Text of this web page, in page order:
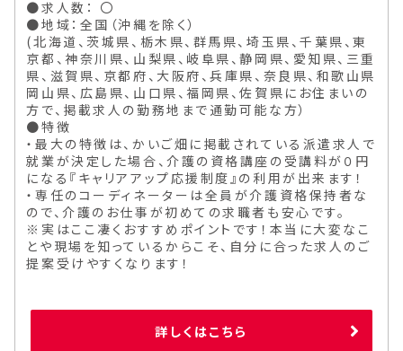
●求人数： 〇
●地域：全国（沖縄を除く）
(北海道、茨城県、栃木県、群馬県、埼玉県、千葉県、東
京都、神奈川県、山梨県、岐阜県、静岡県、愛知県、三重
県、滋賀県、京都府、大阪府、兵庫県、奈良県、和歌山県
岡山県、広島県、山口県、福岡県、佐賀県にお住まいの
方で、掲載求人の勤務地まで通勤可能な方）
●特徴
・最大の特徴は、かいご畑に掲載されている派遣求人で
就業が決定した場合、介護の資格講座の受講料が０円
になる『キャリアアップ応援制度』の利用が出来ます！
・専任のコーディネーターは全員が介護資格保持者な
ので、介護のお仕事が初めての求職者も安心です。
※実はここ凄くおすすめポイントです！本当に大変なこ
とや現場を知っているからこそ、自分に合った求人のご
提案受けやすくなります！
詳しくはこちら